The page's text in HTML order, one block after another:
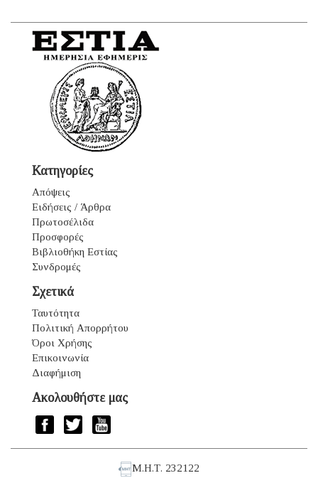
Κατηγορίες
Απόψεις
Ειδήσεις / Άρθρα
Πρωτοσέλιδα
Προσφορές
Βιβλιοθήκη Εστίας
Συνδρομές
Σχετικά
Ταυτότητα
Πολιτική Απορρήτου
Όροι Χρήσης
Επικοινωνία
Διαφήμιση
Ακολουθήστε μας
Μ.Η.Τ. 232122